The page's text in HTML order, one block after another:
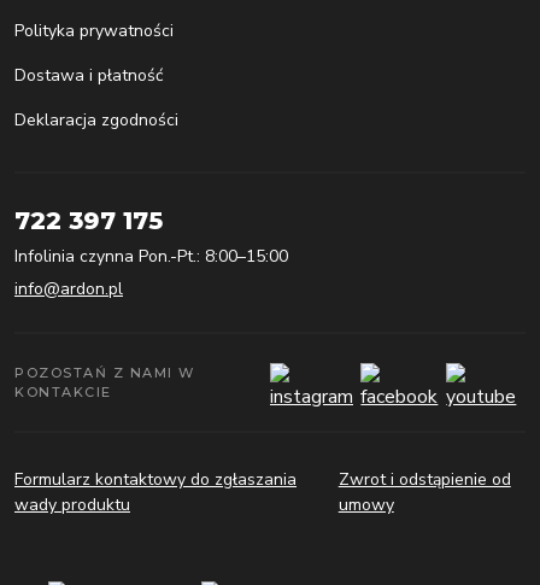
Polityka prywatności
Dostawa i płatność
Deklaracja zgodności
722 397 175
Infolinia czynna Pon.-Pt.: 8:00–15:00
info@ardon.pl
POZOSTAŃ Z NAMI W
KONTAKCIE
Formularz kontaktowy do zgłaszania
wady produktu
Zwrot i odstąpienie od
umowy